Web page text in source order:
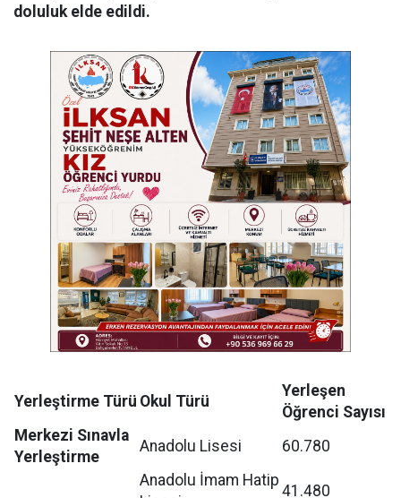
doluluk elde edildi.
Yerleştirme Türü Okul Türü
Yerleşen
Öğrenci Sayısı
Merkezi Sınavla
Yerleştirme
Anadolu Lisesi
60.780
Anadolu İmam Hatip
41.480